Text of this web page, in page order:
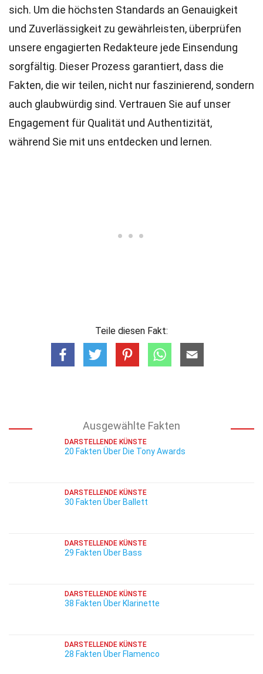
sich. Um die höchsten Standards an Genauigkeit
und Zuverlässigkeit zu gewährleisten, überprüfen
unsere engagierten Redakteure jede Einsendung
sorgfältig. Dieser Prozess garantiert, dass die
Fakten, die wir teilen, nicht nur faszinierend, sondern
auch glaubwürdig sind. Vertrauen Sie auf unser
Engagement für Qualität und Authentizität,
während Sie mit uns entdecken und lernen.
Teile diesen Fakt:
Ausgewählte Fakten
DARSTELLENDE KÜNSTE
20 Fakten Über Die Tony Awards
DARSTELLENDE KÜNSTE
30 Fakten Über Ballett
DARSTELLENDE KÜNSTE
29 Fakten Über Bass
DARSTELLENDE KÜNSTE
38 Fakten Über Klarinette
DARSTELLENDE KÜNSTE
28 Fakten Über Flamenco